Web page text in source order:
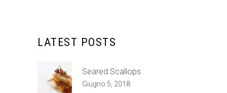
LATEST POSTS
Seared Scallops
Giugno 5, 2018